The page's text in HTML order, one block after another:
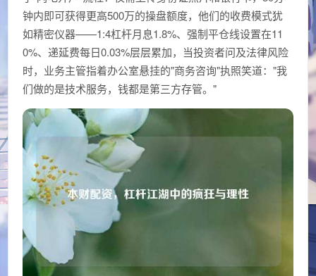
钟内即可获得更高500万的操盘额度，他们的收费模式犹
如精密仪器——1:4杠杆月息1.8%、强制平仓线设置在11
0%、递延费每日0.03%层层累加，当投资者问及法律风险
时，业务主管指着办公室悬挂的"商务咨询"执照笑道："我
们做的是技术服务，钱都是第三方存管。"